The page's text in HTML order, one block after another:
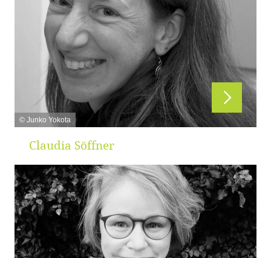
© Junko Yokota
Claudia Söffner